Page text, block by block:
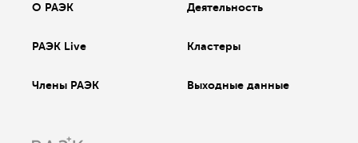
О РАЭК Деятельность
РАЭК Live Кластеры
Члены РАЭК Выходные данные